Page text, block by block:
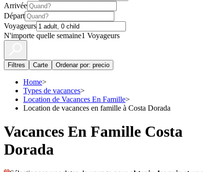
Arrivée
Départ
Voyageurs
N'importe quelle semaine1 Voyageurs
Filtres Carte Ordenar por: precio
Home>
Types de vacances>
Location de Vacances En Famille>
Location de vacances en famille à Costa Dorada
Vacances En Famille Costa
Dorada